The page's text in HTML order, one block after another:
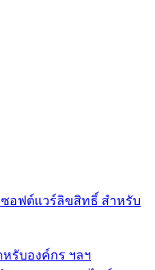
รับองค์กร ฯลฯ